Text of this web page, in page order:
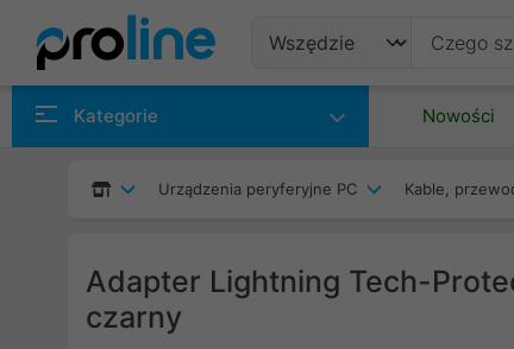
Kategorie Nowości
Urządzenia peryferyjne PC Kable,
Adapter Lightning Tech-
czarny